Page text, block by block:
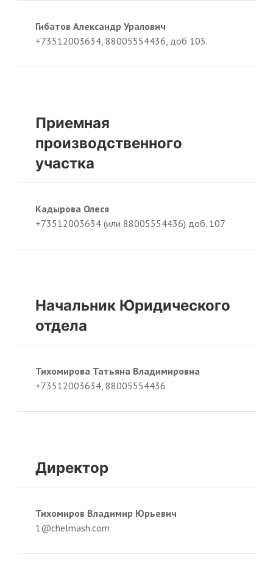
Гибатов Александр Уралович
+73512003634, 88005554436, доб 105.
Приемная
производственного
участка
Кадырова Олеся
+73512003634 (или 88005554436) доб. 107
Начальник Юридического
отдела
Тихомирова Татьяна Владимировна
+73512003634, 88005554436
Директор
Тихомиров Владимир Юрьевич
1@chelmash.com